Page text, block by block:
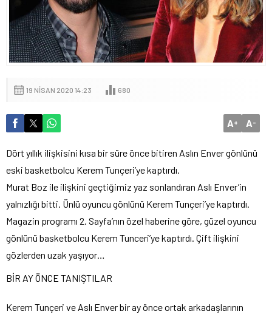
19 NISAN 2020 14:23 680
A+ A-
Dört yıllık ilişkisini kısa bir süre önce bitiren Aslın Enver gönlünü
eski basketbolcu Kerem Tunçeri’ye kaptırdı.
Murat Boz ile ilişkini geçtiğimiz yaz sonlandıran Aslı Enver’in
yalnızlığı bitti. Ünlü oyuncu gönlünü Kerem Tunçeri’ye kaptırdı.
Magazin programı 2. Sayfa’nın özel haberine göre, güzel oyuncu
gönlünü basketbolcu Kerem Tunceri’ye kaptırdı. Çift ilişkini
gözlerden uzak yaşıyor…
BİR AY ÖNCE TANIŞTILAR
Kerem Tunçeri ve Aslı Enver bir ay önce ortak arkadaşlarının